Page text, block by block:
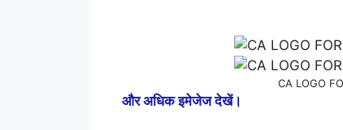
CA LOGO
और अधिक इमेजेज देखें।